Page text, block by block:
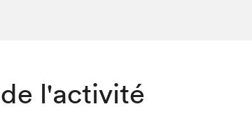
l'activité